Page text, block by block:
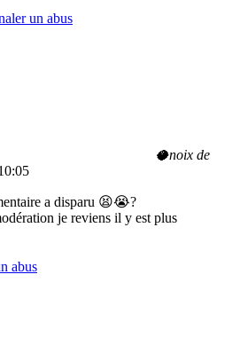
un abus
🥥noix de
a disparu 😫😭?
je reviens il y est plus
abus